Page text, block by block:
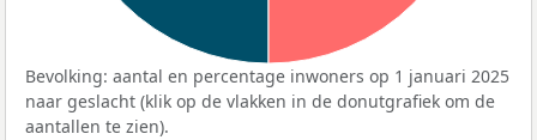
Bevolking: aantal en percentage inwoners op 1 januari 2025
naar geslacht (klik op de vlakken in de donutgrafiek om de
aantallen te zien).